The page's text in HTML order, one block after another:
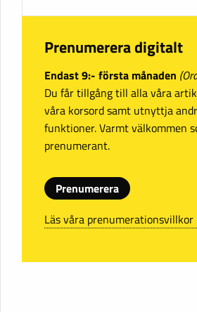
Prenumerera digitalt
Endast 9:- första månaden
Du får tillgång till alla våra
våra korsord samt utnyttja
funktioner. Varmt välkommen
prenumerant.
Prenumerera
Läs våra prenumerationsvillkor